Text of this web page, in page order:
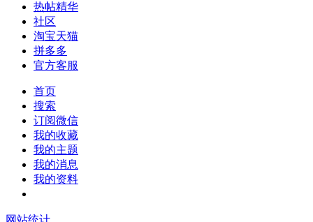
热帖精华
社区
淘宝天猫
拼多多
官方客服
首页
搜索
订阅微信
我的收藏
我的主题
我的消息
我的资料